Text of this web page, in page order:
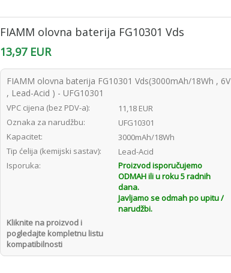
FIAMM olovna baterija FG10301 Vds
13,97 EUR
FIAMM olovna baterija FG10301 Vds(3000mAh/18Wh , 6V
, Lead-Acid ) - UFG10301
VPC cijena (bez PDV-a):
11,18 EUR
Oznaka za narudžbu:
UFG10301
Kapacitet:
3000mAh/18Wh
Tip ćelija (kemijski sastav):
Lead-Acid
Isporuka:
Proizvod isporučujemo
ODMAH ili u roku 5 radnih
dana.
Javljamo se odmah po upitu /
narudžbi.
Kliknite na proizvod i
pogledajte kompletnu listu
kompatibilnosti